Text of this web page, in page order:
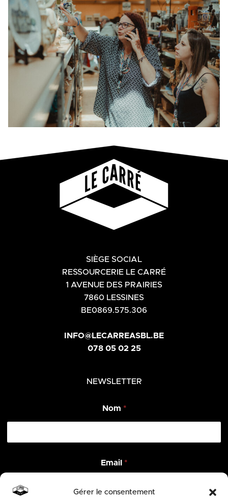
Gérer le consentement
SIÈGE SOCIAL
RESSOURCERIE LE CARRÉ
1 AVENUE DES PRAIRIES
7860 LESSINES
BE0869.575.306
INFO@LECARREASBL.BE
078 05 02 25
NEWSLETTER
Nom *
m
a
l
Email *